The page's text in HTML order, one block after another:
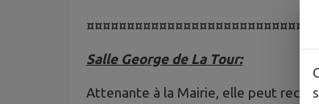
Salle George de La Tour:
Attenante à la Mairie, elle peut